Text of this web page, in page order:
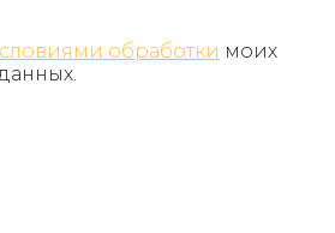
обработки моих